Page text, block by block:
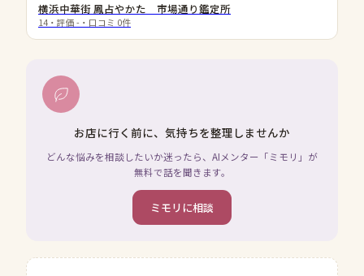
横浜中華街 鳳占やかた 市場通り鑑定所
14 ・評価 - ・口コミ 0件
お店に行く前に、気持ちを整理しませんか
どんな悩みを相談したいか迷ったら、AIメンター「ミモリ」が
無料で話を聞きます。
ミモリに相談